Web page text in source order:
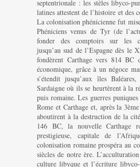
septentrionale : les stèles libyco-
latines attestent de l’histoire et des
La colonisation phénicienne fut
Phéniciens venus de Tyr (de
fonder des comptoirs sur les
jusqu’au sud de l’Espagne dès le
fondèrent Carthage vers 814 BC
économique, grâce à un négoce
s’étendit jusqu’aux îles
Sardaigne où ils se heurtèrent à la
puis romaine. Les guerres
Rome et Carthage et, après la
aboutirent à la destruction de la
146 BC, la nouvelle Carthage
prestigieuse, capitale de
colonisation romaine prospéra au
siècles de notre ère.
culture libyque et l’écriture